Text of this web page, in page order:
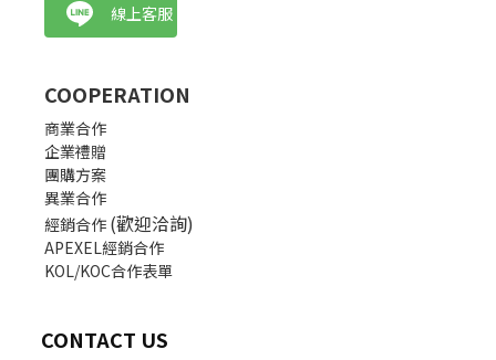
線上客服
COOPERATION
商業合作
企業禮贈
團購方案
異業合作
經銷合作 (歡迎洽詢)
APEXEL經銷合作
KOL/KOC合作表單
CONTACT US